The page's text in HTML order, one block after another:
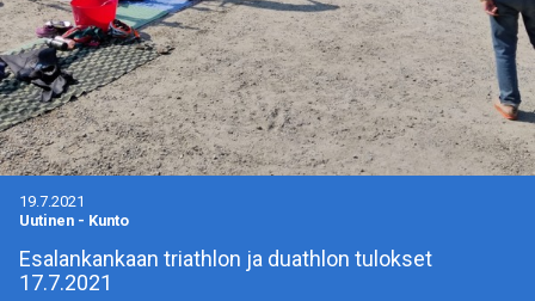
19.7.2021
Uutinen - Kunto
Esalankankaan triathlon ja duathlon tulokset
17.7.2021